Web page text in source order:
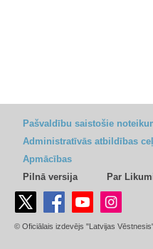
Pašvaldību saistošie
Administratīvās atbildības
Apmācības
Pilnā versija
Par
© Oficiālais izdevējs "Latvijas